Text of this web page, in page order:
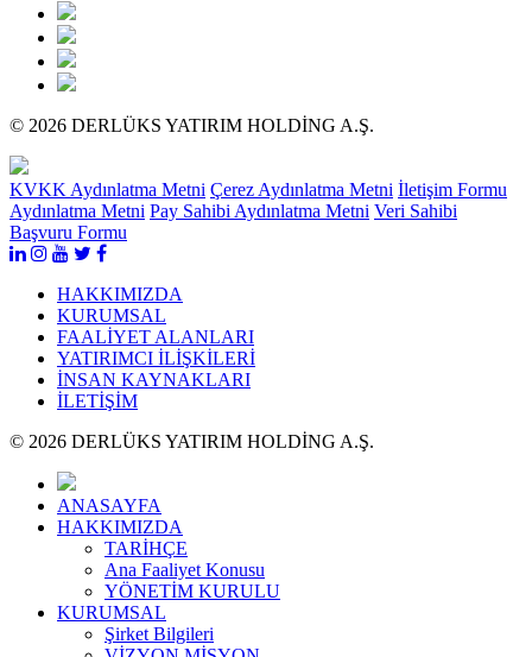
© 2026 DERLÜKS YATIRIM HOLDİNG A.Ş.
KVKK Aydınlatma Metni Çerez Aydınlatma Metni İletişim Formu
Aydınlatma Metni Pay Sahibi Aydınlatma Metni Veri Sahibi
Başvuru Formu
HAKKIMIZDA
KURUMSAL
FAALİYET ALANLARI
YATIRIMCI İLİŞKİLERİ
İNSAN KAYNAKLARI
İLETİŞİM
© 2026 DERLÜKS YATIRIM HOLDİNG A.Ş.
ANASAYFA
HAKKIMIZDA
TARİHÇE
Ana Faaliyet Konusu
YÖNETİM KURULU
KURUMSAL
Şirket Bilgileri